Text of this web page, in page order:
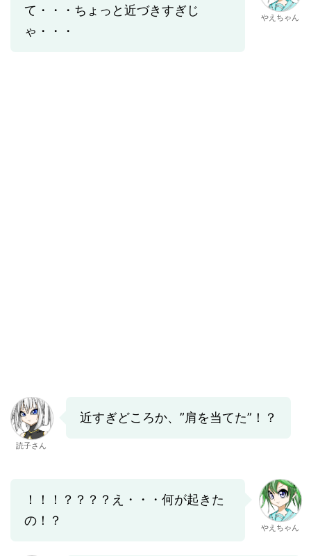
て・・・ちょっと近づきすぎじ
ゃ・・・
やえちゃん
読子さん
近すぎどころか、”肩を当てた”！？
！！！？？？？え・・・何が起きた
の！？
やえちゃん